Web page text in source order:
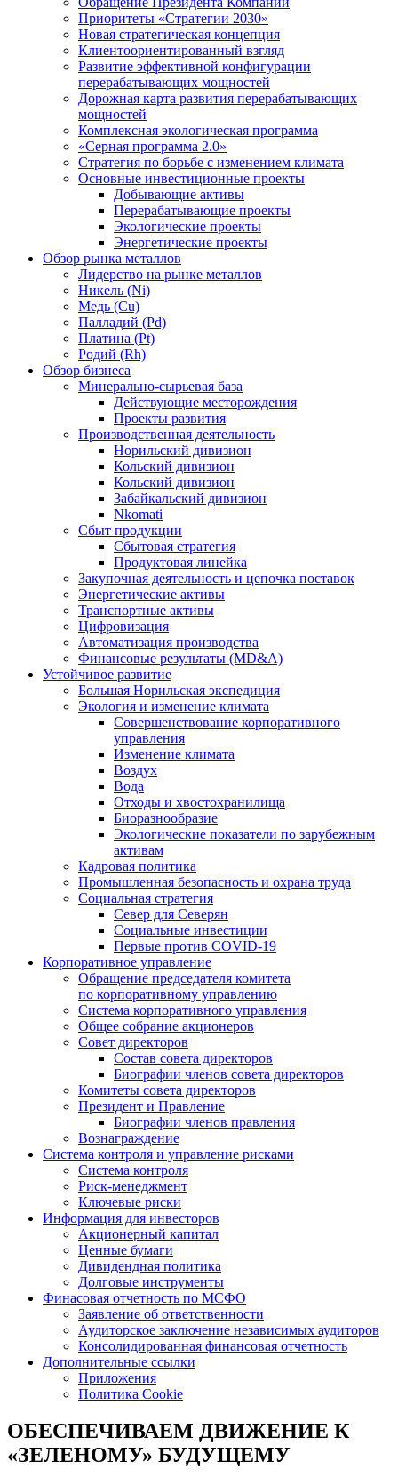
Приоритеты «Стратегии 2030»
Новая стратегическая концепция
Клиентоориентированный взгляд
Развитие эффективной конфигурации
перерабатывающих мощностей
Дорожная карта развития перерабатывающих
мощностей
Комплексная экологическая программа
«Серная программа 2.0»
Стратегия по борьбе с изменением климата
Основные инвестиционные проекты
Добывающие активы
Перерабатывающие проекты
Экологические проекты
Энергетические проекты
Обзор рынка металлов
Лидерство на рынке металлов
Никель (Ni)
Медь (Cu)
Палладий (Pd)
Платина (Pt)
Родий (Rh)
Обзор бизнеса
Минерально-сырьевая база
Действующие месторождения
Проекты развития
Производственная деятельность
Норильский дивизион
Кольский дивизион
Кольский дивизион
Забайкальский дивизион
Nkomati
Сбыт продукции
Сбытовая стратегия
Продуктовая линейка
Закупочная деятельность и цепочка поставок
Энергетические активы
Транспортные активы
Цифровизация
Автоматизация производства
Финансовые результаты (MD&A)
Устойчивое развитие
Большая Норильская экспедиция
Экология и изменение климата
Совершенствование корпоративного
управления
Изменение климата
Воздух
Вода
Отходы и хвостохранилища
Биоразнообразие
Экологические показатели по зарубежным
активам
Кадровая политика
Промышленная безопасность и охрана труда
Социальная стратегия
Север для Северян
Социальные инвестиции
Первые против COVID‑19
Корпоративное управление
Обращение председателя комитета
по корпоративному управлению
Система корпоративного управления
Общее собрание акционеров
Совет директоров
Состав совета директоров
Биографии членов совета директоров
Комитеты совета директоров
Президент и Правление
Биографии членов правления
Вознаграждение
Система контроля и управление рисками
Система контроля
Риск-менеджмент
Ключевые риски
Информация для инвесторов
Акционерный капитал
Ценные бумаги
Дивидендная политика
Долговые инструменты
Финасовая отчетность по МСФО
Заявление об ответственности
Аудиторское заключение независимых аудиторов
Консолидированная финансовая отчетность
Дополнительные ссылки
Приложения
Политика Cookie
ОБЕСПЕЧИВАЕМ ДВИЖЕНИЕ К
«ЗЕЛЕНОМУ» БУДУЩЕМУ